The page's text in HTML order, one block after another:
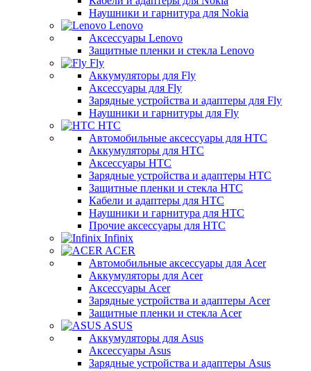
Наушники и гарнитура для Nokia
Lenovo
Аксессуары Lenovo
Защитные пленки и стекла Lenovo
Fly
Аккумуляторы для Fly
Аксессуары для Fly
Зарядные устройства и адаптеры для Fly
Наушники и гарнитуры для Fly
HTC
Автомобильные аксессуары для HTC
Аккумуляторы для HTC
Аксессуары HTC
Зарядные устройства и адаптеры HTC
Защитные пленки и стекла HTC
Кабели и адаптеры для HTC
Наушники и гарнитура для HTC
Прочие аксессуары для HTC
Infinix
ACER
Автомобильные аксессуары для Acer
Аккумуляторы для Acer
Аксессуары Acer
Зарядные устройства и адаптеры Acer
Защитные пленки и стекла Acer
ASUS
Аккумуляторы для Asus
Аксессуары Asus
Зарядные устройства и адаптеры Asus